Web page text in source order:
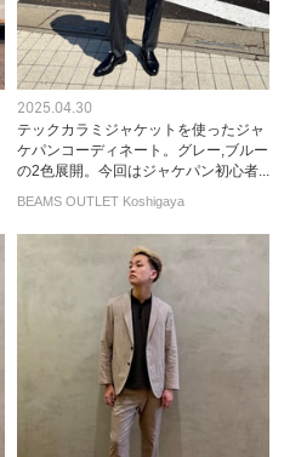
2025.04.30
テックカラミジャケットを使ったジャ
ケパンコーディネート。グレー,ブルー
の2色展開。今回はジャケパン初心者...
BEAMS OUTLET Koshigaya